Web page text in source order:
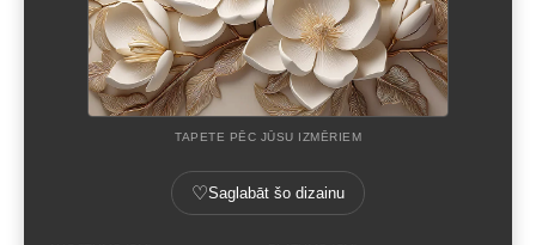
TAPETE PĒC JŪSU IZMĒRIEM
♡Saglabāt šo dizainu